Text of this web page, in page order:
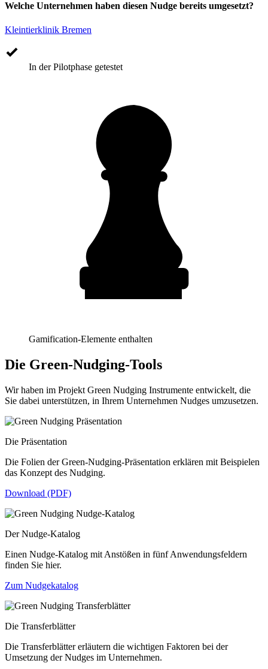
Welche Unternehmen haben diesen Nudge bereits umgesetzt?
Kleintierklinik Bremen
In der Pilotphase getestet
Gamification-Elemente enthalten
Die Green-Nudging-Tools
Wir haben im Projekt Green Nudging Instrumente entwickelt, die
Sie dabei unterstützen, in Ihrem Unternehmen Nudges umzusetzen.
Die Präsentation
Die Folien der Green-Nudging-Präsentation erklären mit Beispielen
das Konzept des Nudging.
Download (PDF)
Der Nudge-Katalog
Einen Nudge-Katalog mit Anstößen in fünf Anwendungsfeldern
finden Sie hier.
Zum Nudgekatalog
Die Transferblätter
Die Transferblätter erläutern die wichtigen Faktoren bei der
Umsetzung der Nudges im Unternehmen.